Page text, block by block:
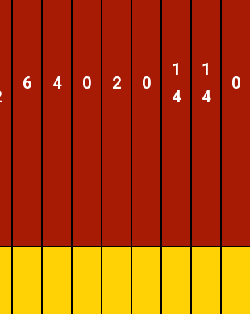
6 4 0 2 0
1
4
1
4
0